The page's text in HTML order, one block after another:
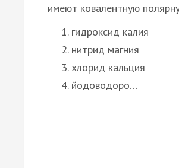
имеют ковалентную
гидроксид калия
нитрид магния
хлорид кальция
йодоводоро…